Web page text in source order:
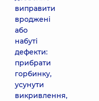
виправити
вроджені
або
набуті
дефекти:
прибрати
горбинку,
усунути
викривлення,